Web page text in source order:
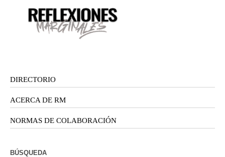
DIRECTORIO
ACERCA DE RM
NORMAS DE COLABORACIÓN
BÚSQUEDA